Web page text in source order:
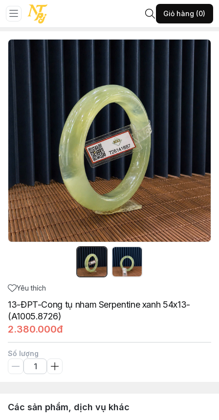
Giỏ hàng (0)
Trang chủ
13-ĐPT-Cong tụ nham Serpentine xanh 54x13-(A1005.8726)
Yêu thích
13-ĐPT-Cong tụ nham Serpentine xanh 54x13-
(A1005.8726)
2.380.000đ
Số lượng
Các sản phẩm, dịch vụ khác